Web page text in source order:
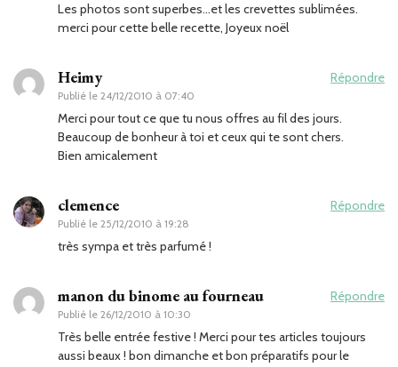
Les photos sont superbes…et les crevettes sublimées.
merci pour cette belle recette, Joyeux noël
Heimy
Publié le 24/12/2010 à 07:40
Répondre
Merci pour tout ce que tu nous offres au fil des jours.
Beaucoup de bonheur à toi et ceux qui te sont chers.
Bien amicalement
clemence
Publié le 25/12/2010 à 19:28
Répondre
très sympa et très parfumé !
manon du binome au fourneau
Publié le 26/12/2010 à 10:30
Répondre
Très belle entrée festive ! Merci pour tes articles toujours
aussi beaux ! bon dimanche et bon préparatifs pour le